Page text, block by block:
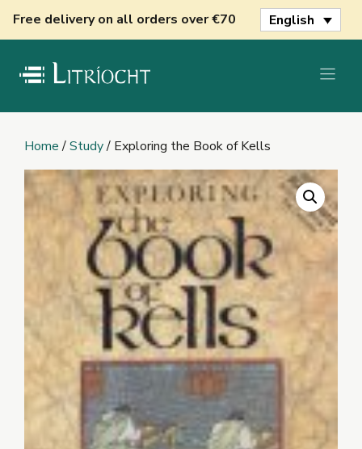
Free delivery on all orders over €70 English
Home/Study/ Exploring the Book of Kells